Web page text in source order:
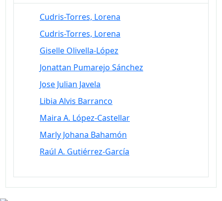
Cudris-Torres, Lorena
Cudris-Torres, Lorena
Giselle Olivella-López
Jonattan Pumarejo Sánchez
Jose Julian Javela
Libia Alvis Barranco
Maira A. López-Castellar
Marly Johana Bahamón
Raúl A. Gutiérrez-García